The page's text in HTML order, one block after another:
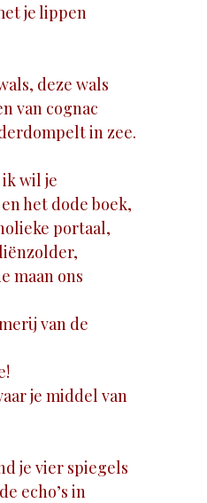
je lippen
deze wals
van cognac
in zee.
wil je
het dode boek,
portaal,
maan ons
van de
je middel van
je vier spiegels
echo’s in